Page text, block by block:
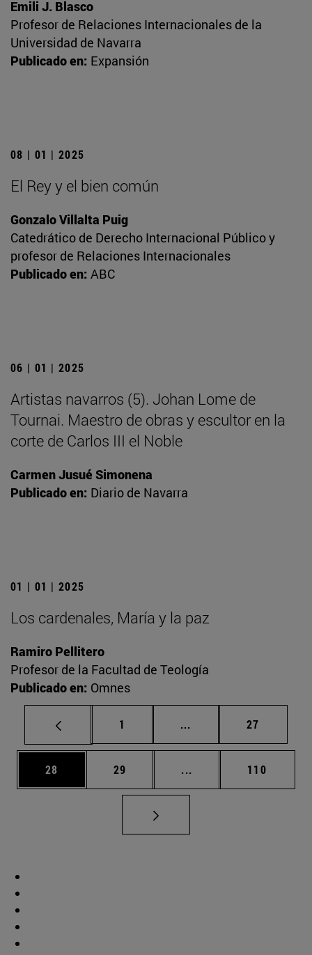
Emili J. Blasco
Profesor de Relaciones Internacionales de la
Universidad de Navarra
Publicado en: Expansión
08 | 01 | 2025
El Rey y el bien común
Gonzalo Villalta Puig
Catedrático de Derecho Internacional Público y
profesor de Relaciones Internacionales
Publicado en: ABC
06 | 01 | 2025
Artistas navarros (5). Johan Lome de
Tournai. Maestro de obras y escultor en la
corte de Carlos III el Noble
Carmen Jusué Simonena
Publicado en: Diario de Navarra
01 | 01 | 2025
Los cardenales, María y la paz
Ramiro Pellitero
Profesor de la Facultad de Teología
Publicado en: Omnes
Página
1 ... Páginas intermedias
Página
27
Página
28 Página
29 ... Páginas intermedias
Página
110